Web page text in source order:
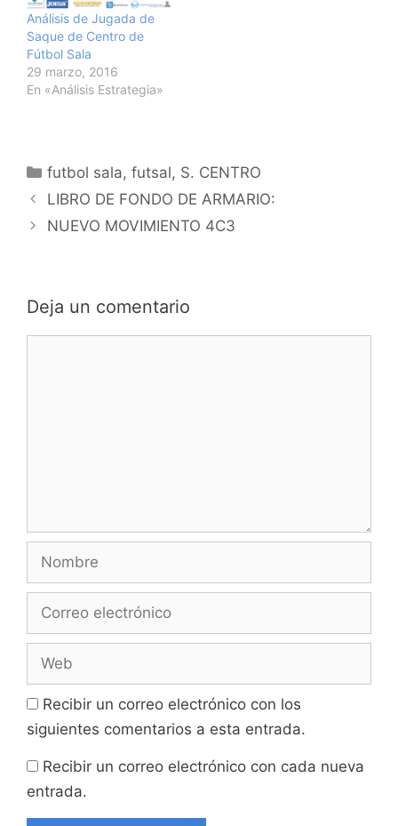
que…
Análisis de Jugada de
Saque de Centro de
Fútbol Sala
29 marzo, 2016
En «Análisis Estrategia»
Categorías
futbol sala,futsal, S. CENTRO
Navegación
de
LIBRO DE FONDO DE ARMARIO:
NUEVO MOVIMIENTO 4C3
Deja un comentario
electrónico
Recibir un correo electrónico con los
siguientes comentarios a esta entrada.
Recibir un correo electrónico con cada nueva
entrada.